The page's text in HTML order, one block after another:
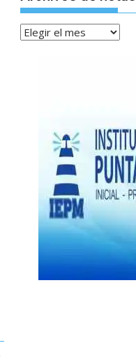
Archivos